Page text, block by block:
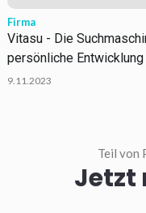
Firma
Vitasu - Die
persönliche Entwicklung
9.11.2023
Teil von
Jetzt